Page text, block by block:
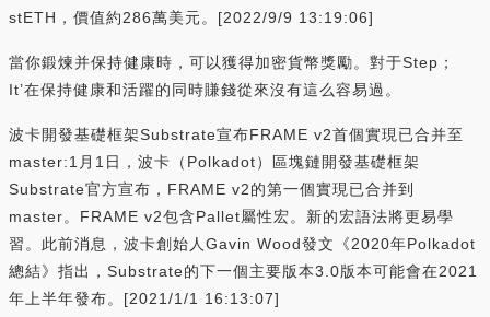
stETH，價值約286萬美元。[2022/9/9 13:19:06]
當你鍛煉并保持健康時，可以獲得加密貨幣獎勵。對于Step；
It’在保持健康和活躍的同時賺錢從來沒有這么容易過。
波卡開發基礎框架Substrate宣布FRAME v2首個實現已合并至
master:1月1日，波卡（Polkadot）區塊鏈開發基礎框架
Substrate官方宣布，FRAME v2的第一個實現已合并到
master。FRAME v2包含Pallet屬性宏。新的宏語法將更易學
習。此前消息，波卡創始人Gavin Wood發文《2020年Polkadot
總結》指出，Substrate的下一個主要版本3.0版本可能會在2021
年上半年發布。[2021/1/1 16:13:07]